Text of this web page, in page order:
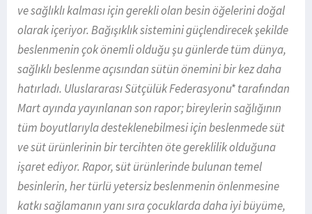
ve sağlıklı kalması için gerekli olan besin öğelerini doğal
olarak içeriyor. Bağışıklık sistemini güçlendirecek şekilde
beslenmenin çok önemli olduğu şu günlerde tüm dünya,
sağlıklı beslenme açısından sütün önemini bir kez daha
hatırladı. Uluslararası Sütçülük Federasyonu* tarafından
Mart ayında yayınlanan son rapor; bireylerin sağlığının
tüm boyutlarıyla desteklenebilmesi için beslenmede süt
ve süt ürünlerinin bir tercihten öte gereklilik olduğuna
işaret ediyor.Rapor,süt ürünlerinde bulunan temel
besinlerin, her türlü yetersiz beslenmenin önlenmesine
katkı sağlamanın yanı sıra çocuklarda daha iyi büyüme,